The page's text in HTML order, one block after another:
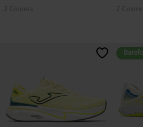
2 Colores
3,5 sobre 5 de valoración de clientes
2
5